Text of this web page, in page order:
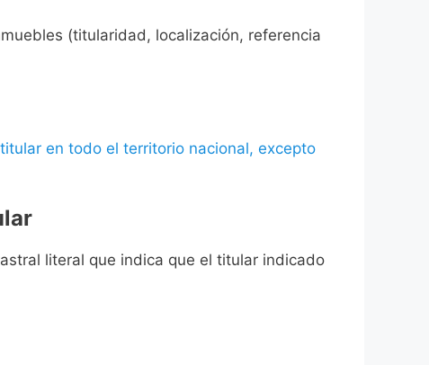
(titularidad, localización, referencia
en todo el territorio nacional, excepto
literal que indica que el titular indicado